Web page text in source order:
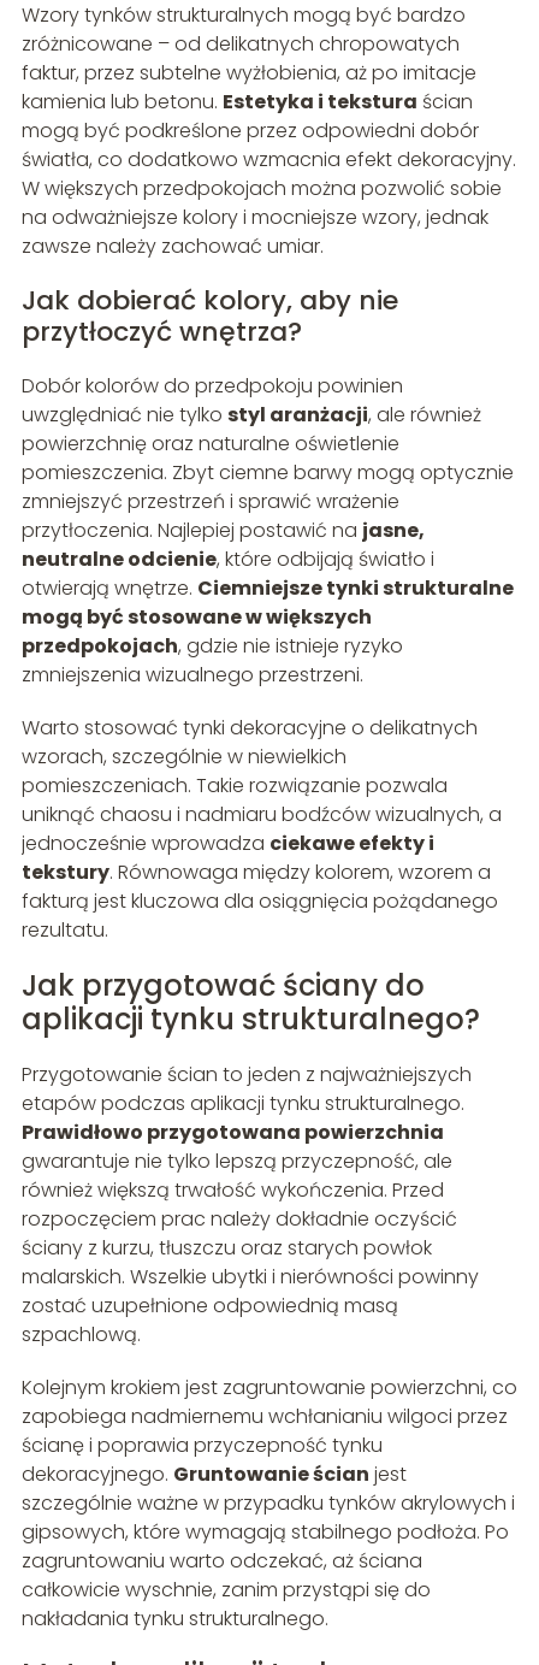
Wzory tynków strukturalnych mogą być bardzo
zróżnicowane – od delikatnych chropowatych
faktur, przez subtelne wyżłobienia, aż po imitacje
kamienia lub betonu. Estetyka i tekstura ścian
mogą być podkreślone przez odpowiedni dobór
światła, co dodatkowo wzmacnia efekt dekoracyjny.
W większych przedpokojach można pozwolić sobie
na odważniejsze kolory i mocniejsze wzory, jednak
zawsze należy zachować umiar.
Jak dobierać kolory, aby nie
przytłoczyć wnętrza?
Dobór kolorów do przedpokoju powinien
uwzględniać nie tylko styl aranżacji, ale również
powierzchnię oraz naturalne oświetlenie
pomieszczenia. Zbyt ciemne barwy mogą optycznie
zmniejszyć przestrzeń i sprawić wrażenie
przytłoczenia. Najlepiej postawić na jasne,
neutralne odcienie, które odbijają światło i
otwierają wnętrze. Ciemniejsze tynki strukturalne
mogą być stosowane w większych
przedpokojach, gdzie nie istnieje ryzyko
zmniejszenia wizualnego przestrzeni.
Warto stosować tynki dekoracyjne o delikatnych
wzorach, szczególnie w niewielkich
pomieszczeniach. Takie rozwiązanie pozwala
uniknąć chaosu i nadmiaru bodźców wizualnych, a
jednocześnie wprowadza ciekawe efekty i
tekstury. Równowaga między kolorem, wzorem a
fakturą jest kluczowa dla osiągnięcia pożądanego
rezultatu.
Jak przygotować ściany do
aplikacji tynku strukturalnego?
Przygotowanie ścian to jeden z najważniejszych
etapów podczas aplikacji tynku strukturalnego.
Prawidłowo przygotowana powierzchnia
gwarantuje nie tylko lepszą przyczepność, ale
również większą trwałość wykończenia. Przed
rozpoczęciem prac należy dokładnie oczyścić
ściany z kurzu, tłuszczu oraz starych powłok
malarskich. Wszelkie ubytki i nierówności powinny
zostać uzupełnione odpowiednią masą
szpachlową.
Kolejnym krokiem jest zagruntowanie powierzchni, co
zapobiega nadmiernemu wchłanianiu wilgoci przez
ścianę i poprawia przyczepność tynku
dekoracyjnego. Gruntowanie ścian jest
szczególnie ważne w przypadku tynków akrylowych i
gipsowych, które wymagają stabilnego podłoża. Po
zagruntowaniu warto odczekać, aż ściana
całkowicie wyschnie, zanim przystąpi się do
nakładania tynku strukturalnego.